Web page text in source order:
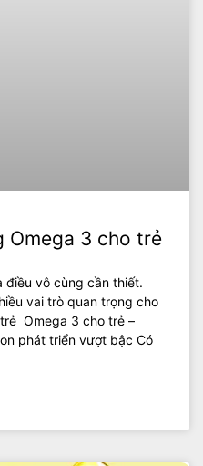
Omega 3 cho trẻ
điều vô cùng cần thiết.
vai trò quan trọng cho
Omega 3 cho trẻ –
phát triển vượt bậc Có